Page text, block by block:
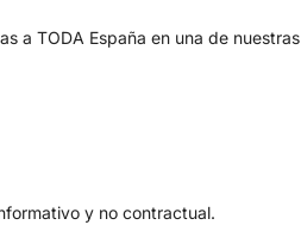
a TODA España en una de nuestras
y no contractual.